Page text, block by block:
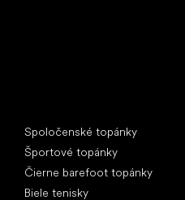
Spoločenské topánky
Športové topánky
Čierne barefoot topánky
Biele tenisky